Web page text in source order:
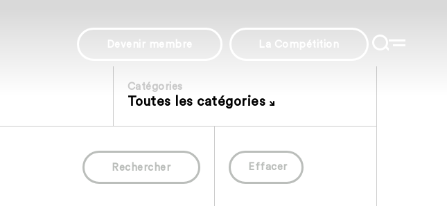
Devenir membre La Compétition
Catégories
Toutes les catégories
Rechercher Effacer